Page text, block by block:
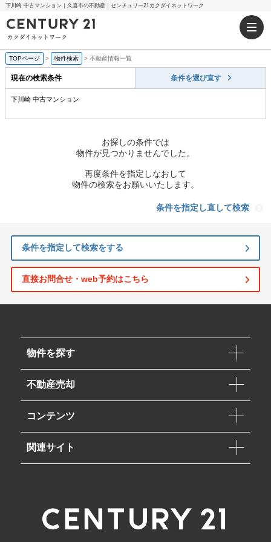
下川崎 中古マンション｜久喜市の不動産｜センチュリー21カクダイネットワーク
TOPページ > 物件検索 > 不動産情報一覧
現在の検索条件 条件を選び直す
下川崎 中古マンション
お探しの条件では
物件が見つかりませんでした。
再度条件を指定しなおして
物件の検索をお願いいたします。
条件を指定し直して検索
条件を指定して検索をする
直接お問合せ・web予約はこちら
物件を探す
不動産売却
コンテンツ
関連サイト